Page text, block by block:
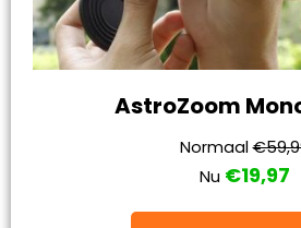
AstroZoom
Normaal
Nu €19,97